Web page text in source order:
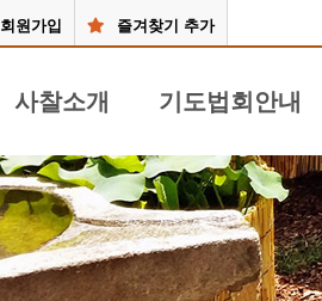
회원가입 즐겨찾기 추가
사찰소개
극락사 소개
주지스님 인사말
불사안내
사찰둘러보기
기도법회안내
기도 불공 / 법문
49재 및 재사 / 법문
연중 행사법회 / 법문
공지 안내 게시판